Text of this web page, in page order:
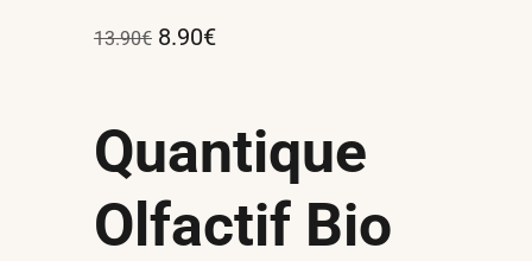
13.90€ 8.90€
Quantique
Olfactif Bio